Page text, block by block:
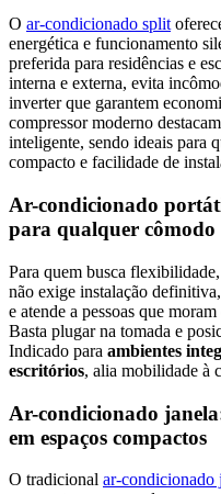
O ar-condicionado split
energética e funcionamento
preferida para residências e
interna e externa, evita
inverter que garantem
compressor moderno
inteligente, sendo ideais para
compacto e facilidade de
Ar-condicionado
para qualquer cômodo
Para quem busca
não exige instalação
e atende a pessoas que
Basta plugar na tomada e
Indicado para ambientes
escritórios, alia mobilidade à
Ar-condicionado
em espaços compactos
O tradicional ar-condicionado